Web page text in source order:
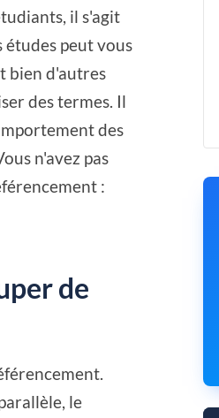
il s'agit
peut vous
bien d'autres
des termes. Il
des
n'avez pas
:
de
le